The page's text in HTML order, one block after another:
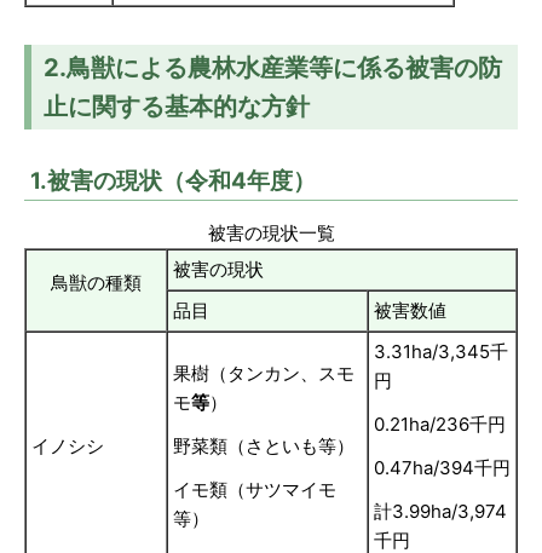
2.鳥獣による農林水産業等に係る被害の防
止に関する基本的な方針
1.被害の現状（令和4年度）
被害の現状一覧
鳥獣の種類
被害の現状
品目
被害数値
イノシシ
果樹（タンカン、スモ
モ等）
野菜類（さといも等）
イモ類（サツマイモ
等）
3.31ha/3,345千
円
0.21ha/236千円
0.47ha/394千円
計3.99ha/3,974
千円